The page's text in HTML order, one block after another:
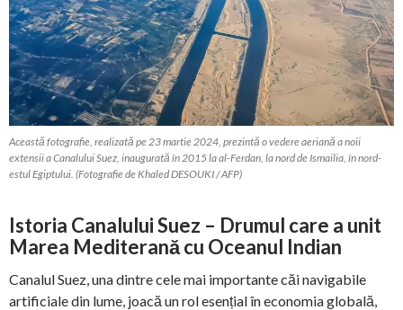
Această fotografie, realizată pe 23 martie 2024, prezintă o vedere aeriană a noii
extensii a Canalului Suez, inaugurată în 2015 la al-Ferdan, la nord de Ismailia, în nord-
estul Egiptului. (Fotografie de Khaled DESOUKI / AFP)
Istoria Canalului Suez – Drumul care a unit
Marea Mediterană cu Oceanul Indian
Canalul Suez, una dintre cele mai importante căi navigabile
artificiale din lume, joacă un rol esențial în economia globală,